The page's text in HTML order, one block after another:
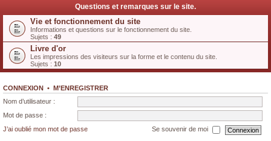
Questions et remarques sur le site.
Vie et fonctionnement du site
Informations et questions sur le fonctionnement du site.
Sujets : 49
Livre d'or
Les impressions des visiteurs sur la forme et le contenu du site.
Sujets : 10
CONNEXION • M’ENREGISTRER
Nom d’utilisateur :
Mot de passe :
J’ai oublié mon mot de passe
Se souvenir de moi